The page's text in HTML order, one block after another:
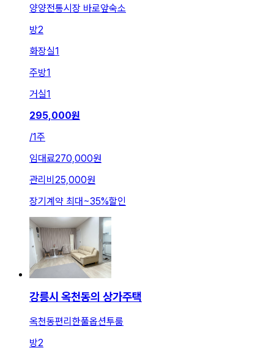
양양전통시장 바로앞숙소
방2
화장실1
주방1
거실1
295,000원
/1주
임대료270,000원
관리비 25,000원
장기계약 최대 ~35%할인
강릉시 옥천동의 상가주택
옥천동편리한풀옵션투룸
방2